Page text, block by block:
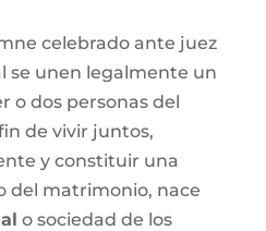
celebrado ante juez
se unen legalmente un
o dos personas del
de vivir juntos,
y constituir una
del matrimonio, nace
o sociedad de los